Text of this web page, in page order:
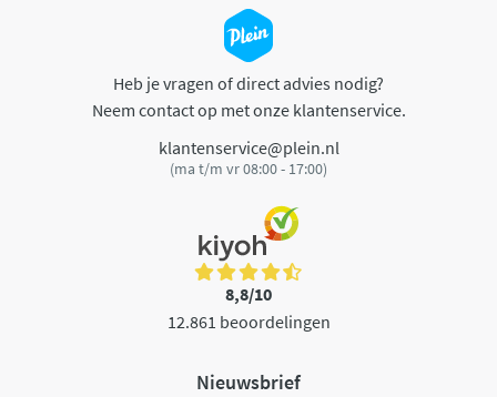
Heb je vragen of direct advies nodig?
Neem contact op met onze klantenservice.
klantenservice@plein.nl
(ma t/m vr 08:00 - 17:00)
8,8/10
12.861 beoordelingen
Nieuwsbrief